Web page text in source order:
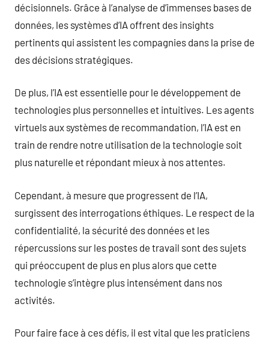
décisionnels. Grâce à l’analyse de d’immenses bases de
données, les systèmes d’IA offrent des insights
pertinents qui assistent les compagnies dans la prise de
des décisions stratégiques.
De plus, l’IA est essentielle pour le développement de
technologies plus personnelles et intuitives. Les agents
virtuels aux systèmes de recommandation, l’IA est en
train de rendre notre utilisation de la technologie soit
plus naturelle et répondant mieux à nos attentes.
Cependant, à mesure que progressent de l’IA,
surgissent des interrogations éthiques. Le respect de la
confidentialité, la sécurité des données et les
répercussions sur les postes de travail sont des sujets
qui préoccupent de plus en plus alors que cette
technologie s’intègre plus intensément dans nos
activités.
Pour faire face à ces défis, il est vital que les praticiens